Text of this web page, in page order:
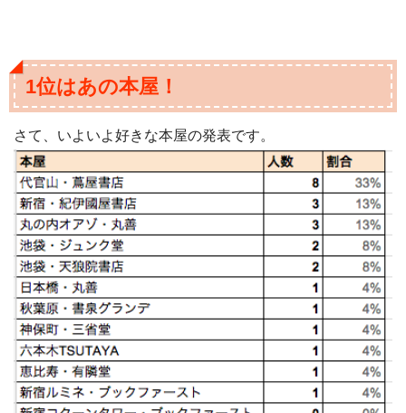
1位はあの本屋！
さて、いよいよ好きな本屋の発表です。